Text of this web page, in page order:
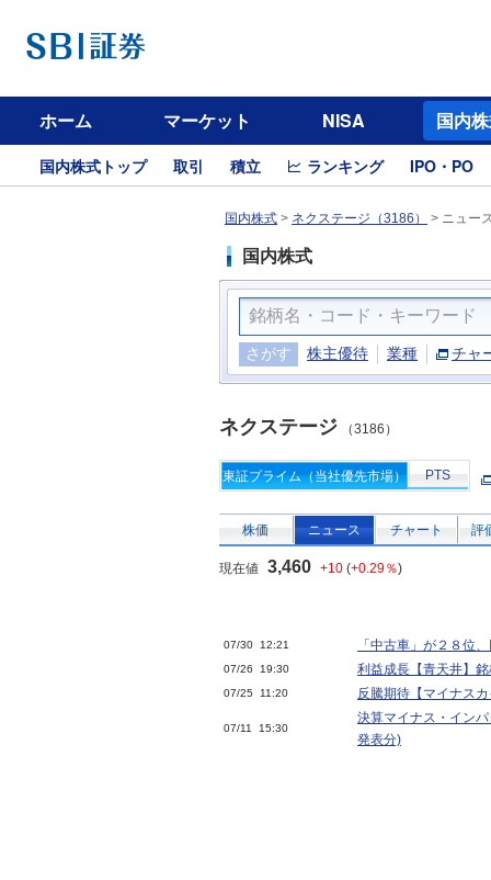
ホーム マーケット NISA 国内
国内株式トップ 取引 積立 ランキング IPO・PO
国内株式 > ネクステージ（3186） > ニュー
国内株式
さがす 株主優待 業種 チャ
ネクステージ （3186）
東証プライム（当社優先市場） PTS
株価 ニュース チャート 評
現在値 3,460 +10 (+0.29％)
07/30 12:21 「中古車」が２８位
07/26 19:30 利益成長【青天井】
07/25 11:20 反騰期待【マイナス
07/11 15:30
決算マイナス・イン
発表分)